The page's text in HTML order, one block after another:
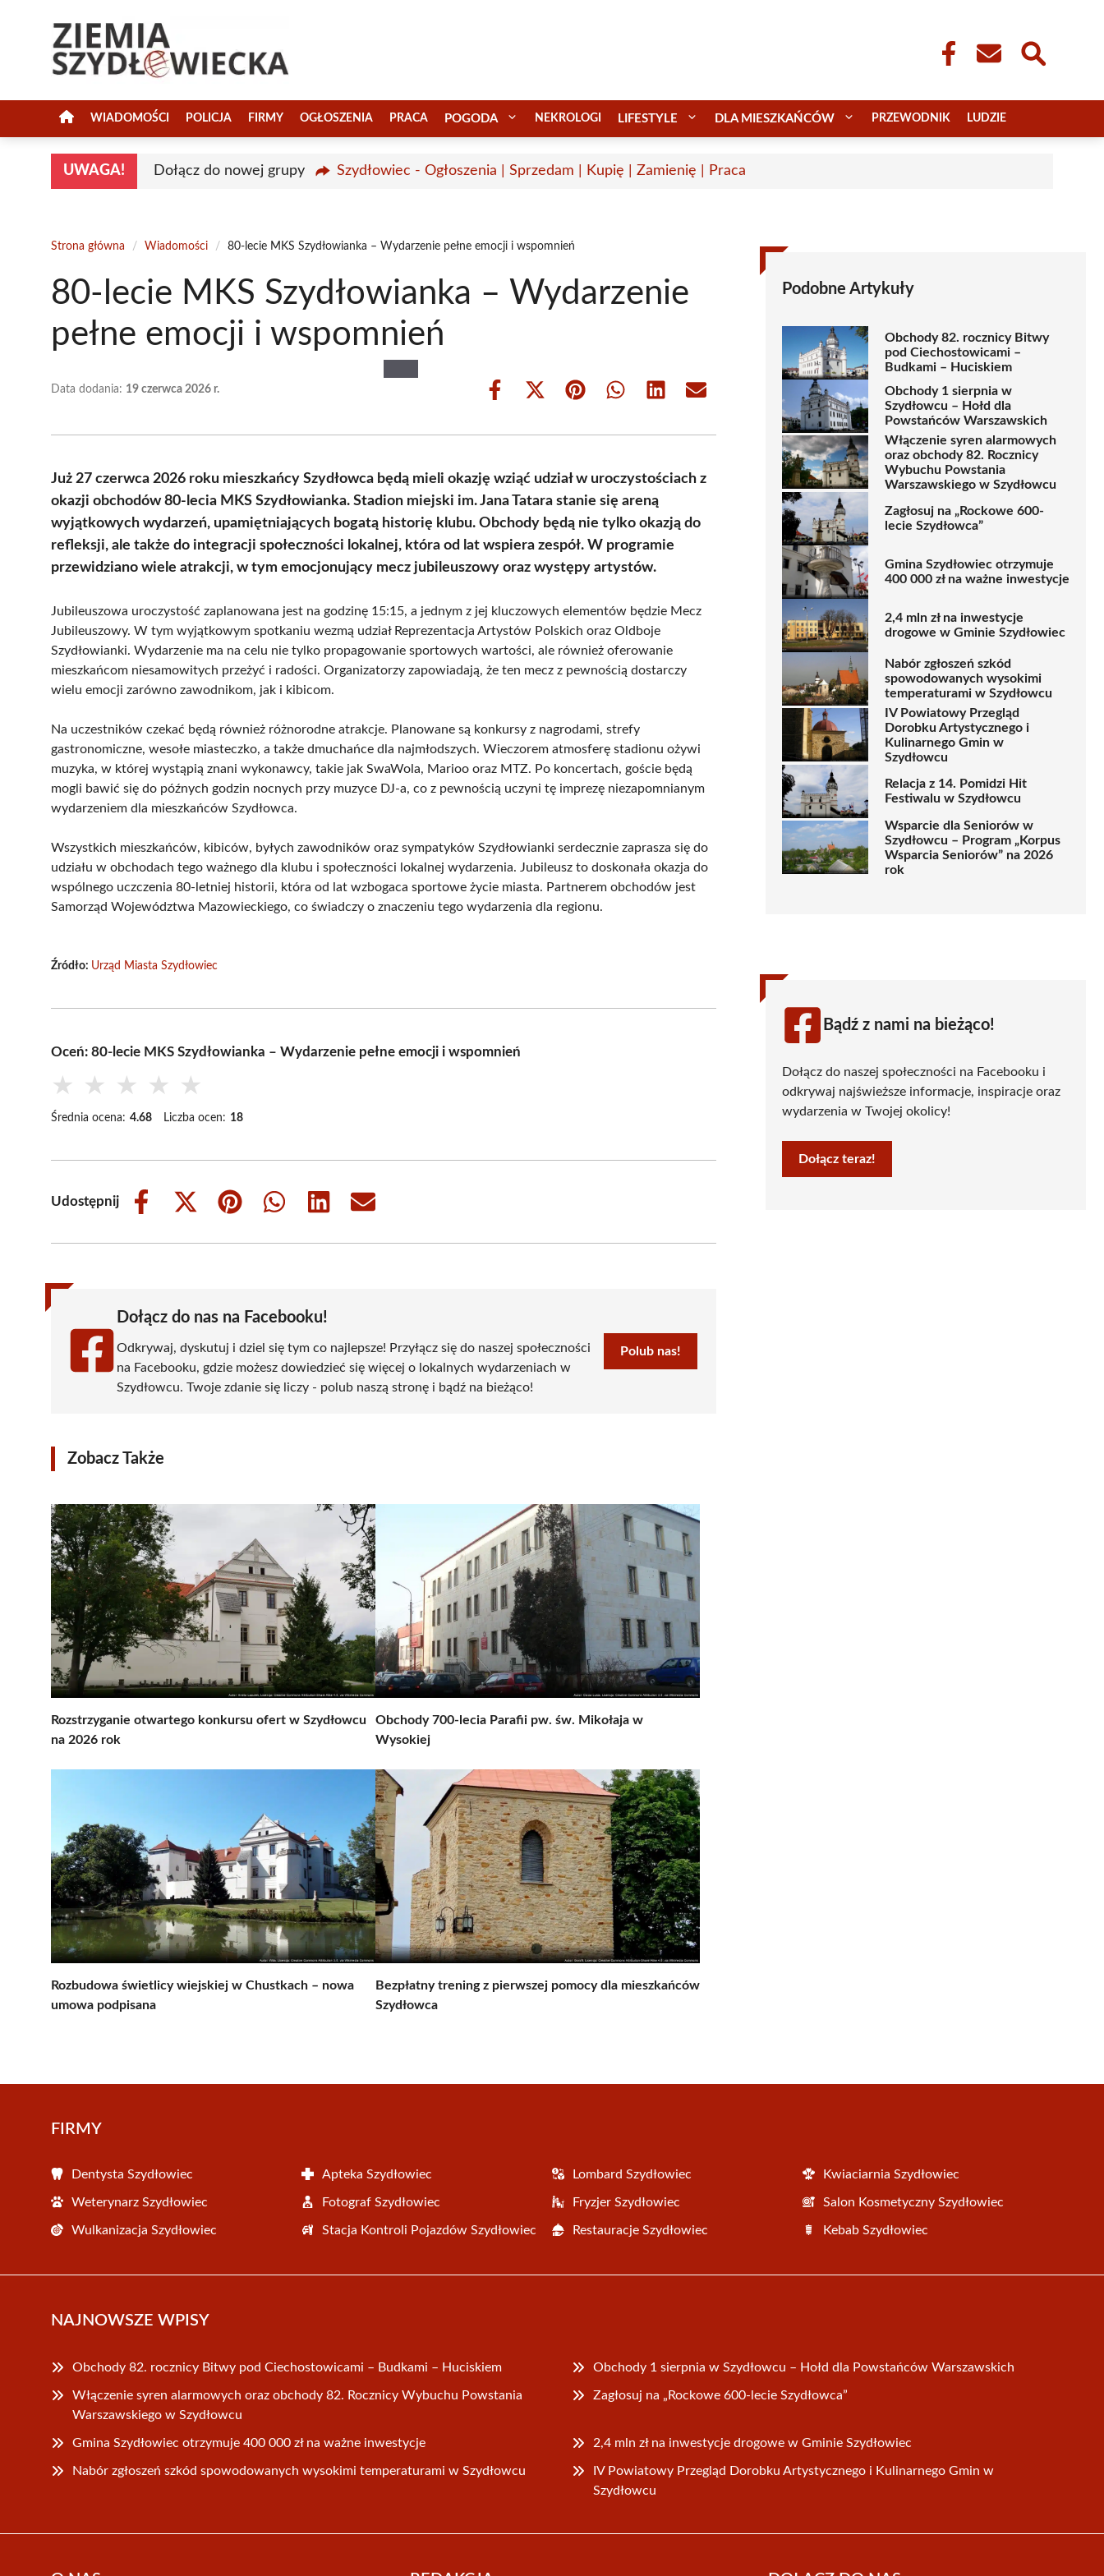
WIADOMOŚCI POLICJA FIRMY OGŁOSZENIA PRACA POGODA NEKROLOGI LIFESTYLE DLA MIESZKAŃCÓW PRZEWODNIK LUDZIE
UWAGA! Dołącz do nowej grupy Szydłowiec - Ogłoszenia | Sprzedam | Kupię | Zamienię | Praca
Strona główna / Wiadomości / 80-lecie MKS Szydłowianka – Wydarzenie pełne emocji i wspomnień
80-lecie MKS Szydłowianka – Wydarzenie
pełne emocji i wspomnień
Data dodania: 19 czerwca 2026 r.
Share
Share
(Twitter)
Share Share Share Share
Już 27 czerwca 2026 roku mieszkańcy Szydłowca będą mieli okazję wziąć udział w uroczystościach z
okazji obchodów 80-lecia MKS Szydłowianka. Stadion miejski im. Jana Tatara stanie się areną
wyjątkowych wydarzeń, upamiętniających bogatą historię klubu. Obchody będą nie tylko okazją do
refleksji, ale także do integracji społeczności lokalnej, która od lat wspiera zespół. W programie
przewidziano wiele atrakcji, w tym emocjonujący mecz jubileuszowy oraz występy artystów.
Jubileuszowa uroczystość zaplanowana jest na godzinę 15:15, a jednym z jej kluczowych elementów będzie Mecz
Jubileuszowy. W tym wyjątkowym spotkaniu wezmą udział Reprezentacja Artystów Polskich oraz Oldboje
Szydłowianki. Wydarzenie ma na celu nie tylko propagowanie sportowych wartości, ale również oferowanie
mieszkańcom niesamowitych przeżyć i radości. Organizatorzy zapowiadają, że ten mecz z pewnością dostarczy
wielu emocji zarówno zawodnikom, jak i kibicom.
Na uczestników czekać będą również różnorodne atrakcje. Planowane są konkursy z nagrodami, strefy
gastronomiczne, wesołe miasteczko, a także dmuchańce dla najmłodszych. Wieczorem atmosferę stadionu ożywi
muzyka, w której wystąpią znani wykonawcy, takie jak SwaWola, Marioo oraz MTZ. Po koncertach, goście będą
mogli bawić się do późnych godzin nocnych przy muzyce DJ-a, co z pewnością uczyni tę imprezę niezapomnianym
wydarzeniem dla mieszkańców Szydłowca.
Wszystkich mieszkańców, kibiców, byłych zawodników oraz sympatyków Szydłowianki serdecznie zaprasza się do
udziału w obchodach tego ważnego dla klubu i społeczności lokalnej wydarzenia. Jubileusz to doskonała okazja do
wspólnego uczczenia 80-letniej historii, która od lat wzbogaca sportowe życie miasta. Partnerem obchodów jest
Samorząd Województwa Mazowieckiego, co świadczy o znaczeniu tego wydarzenia dla regionu.
Źródło: Urząd Miasta Szydłowiec
Oceń: 80-lecie MKS Szydłowianka – Wydarzenie pełne emocji i wspomnień
★ ★ ★ ★ ★
Średnia ocena: 4.68 Liczba ocen: 18
Udostępnij
Share
Share
(Twitter)
Share
Share
Share
Share
Dołącz do nas na Facebooku!
Odkrywaj, dyskutuj i dziel się tym co najlepsze! Przyłącz się do naszej społeczności
na Facebooku, gdzie możesz dowiedzieć się więcej o lokalnych wydarzeniach w
Szydłowcu. Twoje zdanie się liczy - polub naszą stronę i bądź na bieżąco!
Polub nas!
Zobacz Także
Rozstrzyganie otwartego konkursu ofert w Szydłowcu
na 2026 rok
Obchody 700-lecia Parafii pw. św. Mikołaja w
Wysokiej
Rozbudowa świetlicy wiejskiej w Chustkach – nowa
umowa podpisana
Bezpłatny trening z pierwszej pomocy dla mieszkańców
Szydłowca
Podobne Artykuły
Obchody 82. rocznicy Bitwy
pod Ciechostowicami –
Budkami – Huciskiem
Obchody 1 sierpnia w
Szydłowcu – Hołd dla
Powstańców Warszawskich
Włączenie syren alarmowych
oraz obchody 82. Rocznicy
Wybuchu Powstania
Warszawskiego w Szydłowcu
Zagłosuj na „Rockowe 600-
lecie Szydłowca”
Gmina Szydłowiec otrzymuje
400 000 zł na ważne inwestycje
2,4 mln zł na inwestycje
drogowe w Gminie Szydłowiec
Nabór zgłoszeń szkód
spowodowanych wysokimi
temperaturami w Szydłowcu
IV Powiatowy Przegląd
Dorobku Artystycznego i
Kulinarnego Gmin w
Szydłowcu
Relacja z 14. Pomidzi Hit
Festiwalu w Szydłowcu
Wsparcie dla Seniorów w
Szydłowcu – Program „Korpus
Wsparcia Seniorów” na 2026
rok
Bądź z nami na bieżąco!
Dołącz do naszej społeczności na Facebooku i
odkrywaj najświeższe informacje, inspiracje oraz
wydarzenia w Twojej okolicy!
Dołącz teraz!
FIRMY
Dentysta Szydłowiec Apteka Szydłowiec Lombard Szydłowiec Kwiaciarnia Szydłowiec
Weterynarz Szydłowiec Fotograf Szydłowiec Fryzjer Szydłowiec Salon Kosmetyczny Szydłowiec
Wulkanizacja Szydłowiec Stacja Kontroli Pojazdów Szydłowiec Restauracje Szydłowiec Kebab Szydłowiec
NAJNOWSZE WPISY
Obchody 82. rocznicy Bitwy pod Ciechostowicami – Budkami – Huciskiem Obchody 1 sierpnia w Szydłowcu – Hołd dla Powstańców Warszawskich
Włączenie syren alarmowych oraz obchody 82. Rocznicy Wybuchu Powstania
Warszawskiego w Szydłowcu
Zagłosuj na „Rockowe 600-lecie Szydłowca”
Gmina Szydłowiec otrzymuje 400 000 zł na ważne inwestycje 2,4 mln zł na inwestycje drogowe w Gminie Szydłowiec
Nabór zgłoszeń szkód spowodowanych wysokimi temperaturami w Szydłowcu
IV Powiatowy Przegląd Dorobku Artystycznego i Kulinarnego Gmin w
Szydłowcu